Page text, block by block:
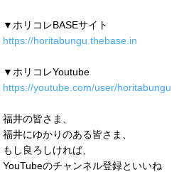
▼ホリコレBASEサイト
https://horitabungu.thebase.in
▼ホリコレYoutube
https://youtube.com/user/horitabungu
福井の皆さま、
福井にゆかりのある皆さま、
もし良ろしければ、
YouTubeのチャンネル登録といいね